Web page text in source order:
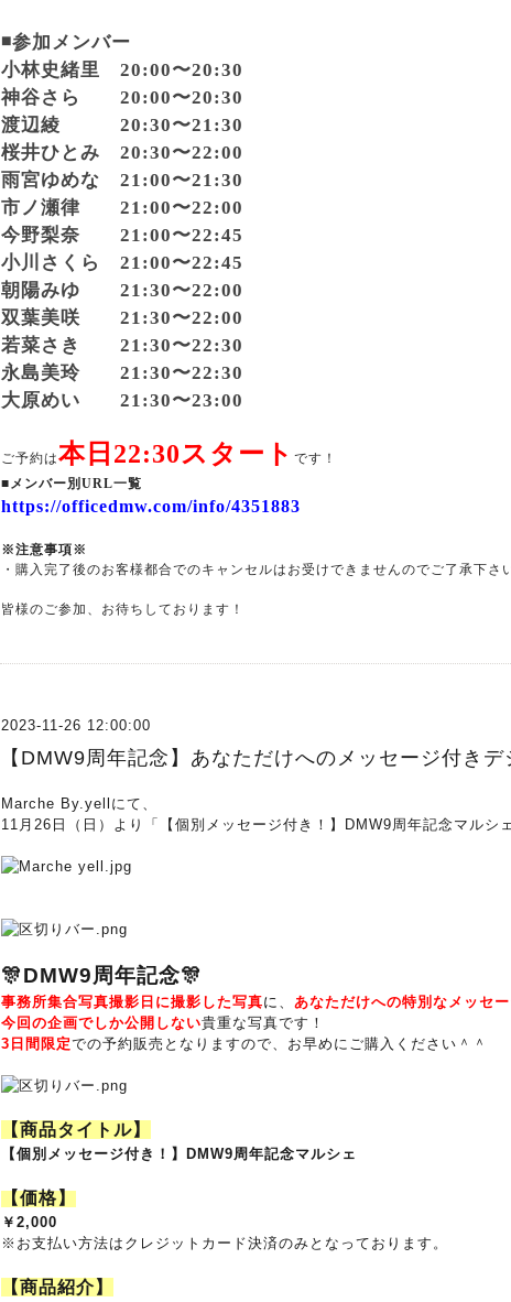
◾️参加メンバー
小林史緒里 20:00〜20:30
神谷さら 20:00〜20:30
渡辺綾 20:30〜21:30
桜井ひとみ 20:30〜22:00
雨宮ゆめな 21:00〜21:30
市ノ瀬律 21:00〜22:00
今野梨奈 21:00〜22:45
小川さくら 21:00〜22:45
朝陽みゆ 21:30〜22:00
双葉美咲 21:30〜22:00
若菜さき 21:30〜22:30
永島美玲 21:30〜22:30
大原めい 21:30〜23:00
ご予約は本日22:30スタート です！
■メンバー別URL一覧
https://officedmw.com/info/4351883
※注意事項※
・購入完了後のお客様都合でのキャンセルはお受けできませんのでご了承下さ
皆様のご参加、お待ちしております！
2023-11-26 12:00:00
【DMW9周年記念】あなただけへのメッセージ付き
Marche By.yellにて、
11月26日（日）より「【個別メッセージ付き！】DMW9周年記念マルシ
🎊DMW9周年記念🎊
事務所集合写真撮影日に撮影した写真に 、 あなただけへの特別なメッセ
今回の企画でしか公開しない貴重な写真です！
3日間限定での予約販売となりますので、お早めにご購入ください＾＾
【商品タイトル】
【個別メッセージ付き！】DMW9周年記念マルシェ
【価格】
￥2,000
※お支払い方法はクレジットカード決済のみとなっております。
【商品紹介】